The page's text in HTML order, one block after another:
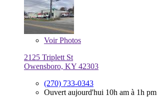
VoirPhotos
2125 Triplett St
Owensboro, KY 42303
(270) 733-0343
Ouvert aujourd'hui 10h am à 1h pm